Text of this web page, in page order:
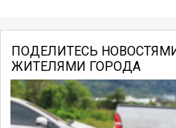
ПОДЕЛИТЕСЬ
ЖИТЕЛЯМИ ГОРОДА